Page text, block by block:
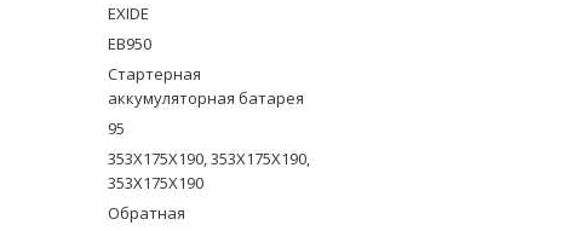
EXIDE
EB950
Стартерная
аккумуляторная батарея
95
353X175X190, 353X175X190,
353X175X190
Обратная